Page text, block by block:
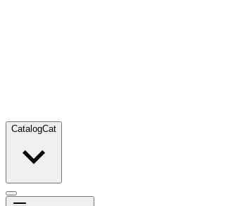
CatalogCat